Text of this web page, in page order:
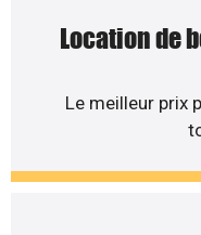
Location de
Le meilleur prix